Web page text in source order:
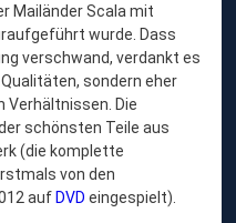
Mailänder Scala mit
wurde. Dass
verschwand, verdankt es
sondern eher
Verhältnissen. Die
schönsten Teile aus
(die komplette
von den
aufDVD eingespielt).